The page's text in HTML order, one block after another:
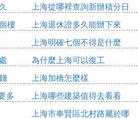
上文憑，應屆生由在讀學校開
和較好的業務水平。
語水平考試(HSK)新版四級180
上海從哪裡查詢新辦積分日
期
樓
上海退休證多久能辦下來
上海明確七個不得是什麼
為什麼上海可以復工
上海加橋怎麼樣
多
上海哪些建築值得去看看
上海市奉賢區北村路屬於哪